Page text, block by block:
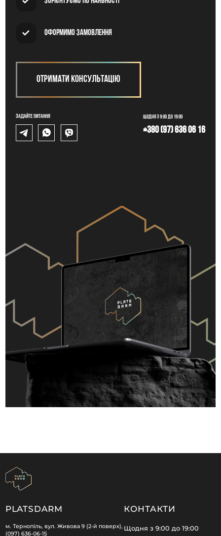
Оформимо замовлення
Отримати консультацію
Задайте питання Щодня з 9:00 до 19:00
+380 (97) 636 06 16
PLATSDARM
м. Тернопіль, вул. Живова 9 (2-й поверх),
(097) 636-06-15
КОНТАКТИ
Щодня з 9:00 до 19:00